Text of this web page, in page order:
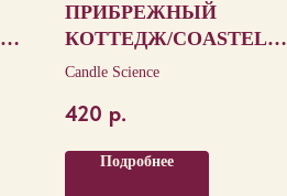
ПРИБРЕЖНЫЙ
КОТТЕДЖ/COASTEL
COTTAGE
Candle Science
420 р.
Подробнее